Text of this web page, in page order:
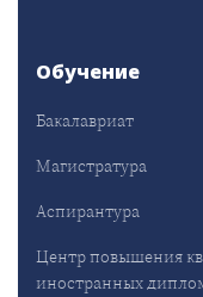
Обучение
Бакалавриат
Магистратура
Аспирантура
Центр повышения
иностранных